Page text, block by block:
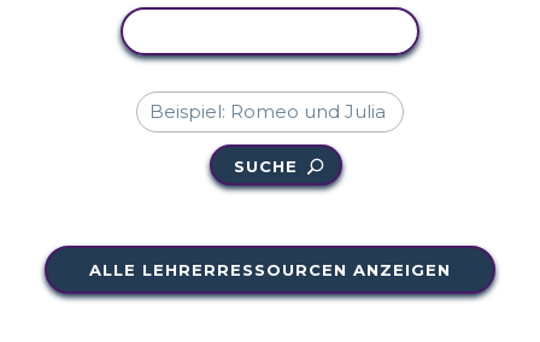
SUCHE
ALLE LEHRERRESSOURCEN ANZEIGEN